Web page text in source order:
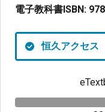
電子教科書ISBN:
恒久アクセス